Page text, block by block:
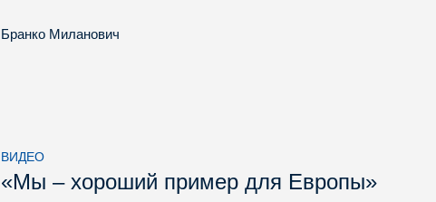
Бранко Миланович
ВИДЕО
«Мы – хороший пример для Европы»